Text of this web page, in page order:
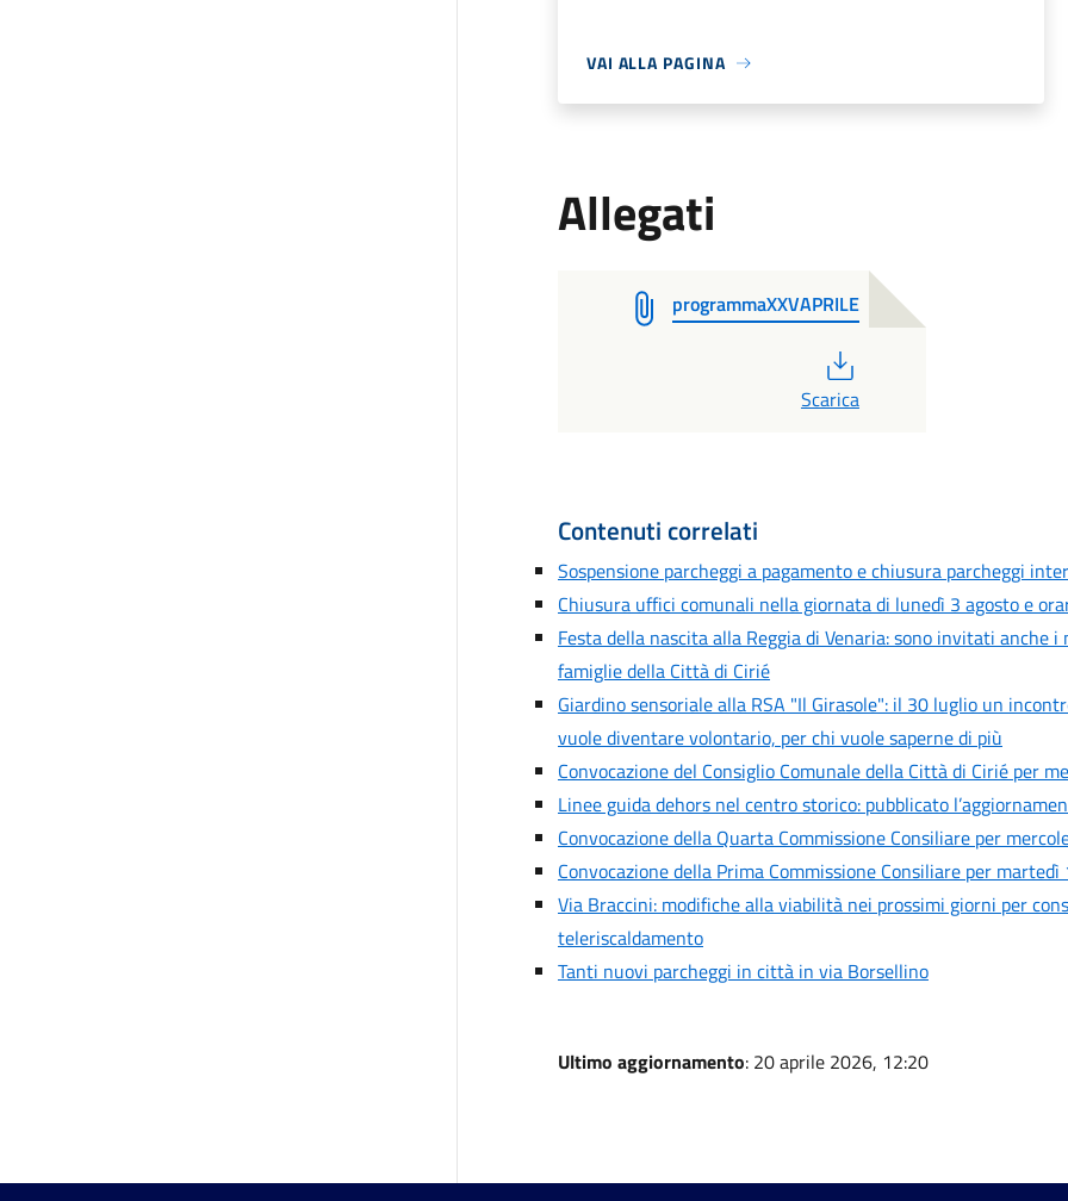
VAI ALLA PAGINA
Allegati
programmaXXVAPRILE
Scarica
Contenuti correlati
Sospensione parcheggi a pagamento e chiusura parcheggi
Chiusura uffici comunali nella giornata di lunedì 3 agosto e
Festa della nascita alla Reggia di Venaria: sono invitati
famiglie della Città di Cirié
Giardino sensoriale alla RSA "Il Girasole": il 30 luglio un
vuole diventare volontario, per chi vuole saperne di più
Convocazione del Consiglio Comunale della Città di Cirié per
Linee guida dehors nel centro storico: pubblicato
Convocazione della Quarta Commissione Consiliare per
Convocazione della Prima Commissione Consiliare per
Via Braccini: modifiche alla viabilità nei prossimi giorni per
teleriscaldamento
Tanti nuovi parcheggi in città in via Borsellino
Ultimo aggiornamento: 20 aprile 2026, 12:20